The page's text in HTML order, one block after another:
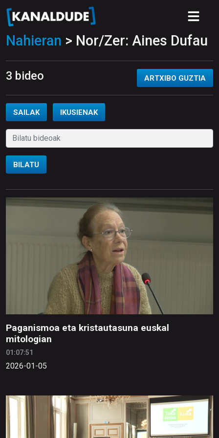
Nahieran > Nor/Zer: Aines Dufau
3 bideo ARTXIBO GUZTIA
SAILAK IKUSIENAK
BILATU
Paganismoa eta kristautasuna euskal
mitologian
01:07:51
2026-01-05